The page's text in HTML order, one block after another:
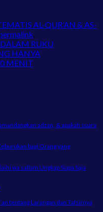
AL-QUR’AN & AS-
.
RUKU
HANYA
MENIT
adzan, & apakah suara
bagi Orang yang
wa sallam Ungkap Siapa Saja
tentang Larangan dan Tafsirnya